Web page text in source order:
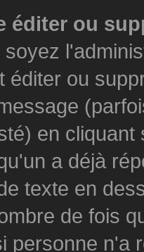
éditer ou
éditer ou
en
a déjà
texte en
de fois
personne n'a